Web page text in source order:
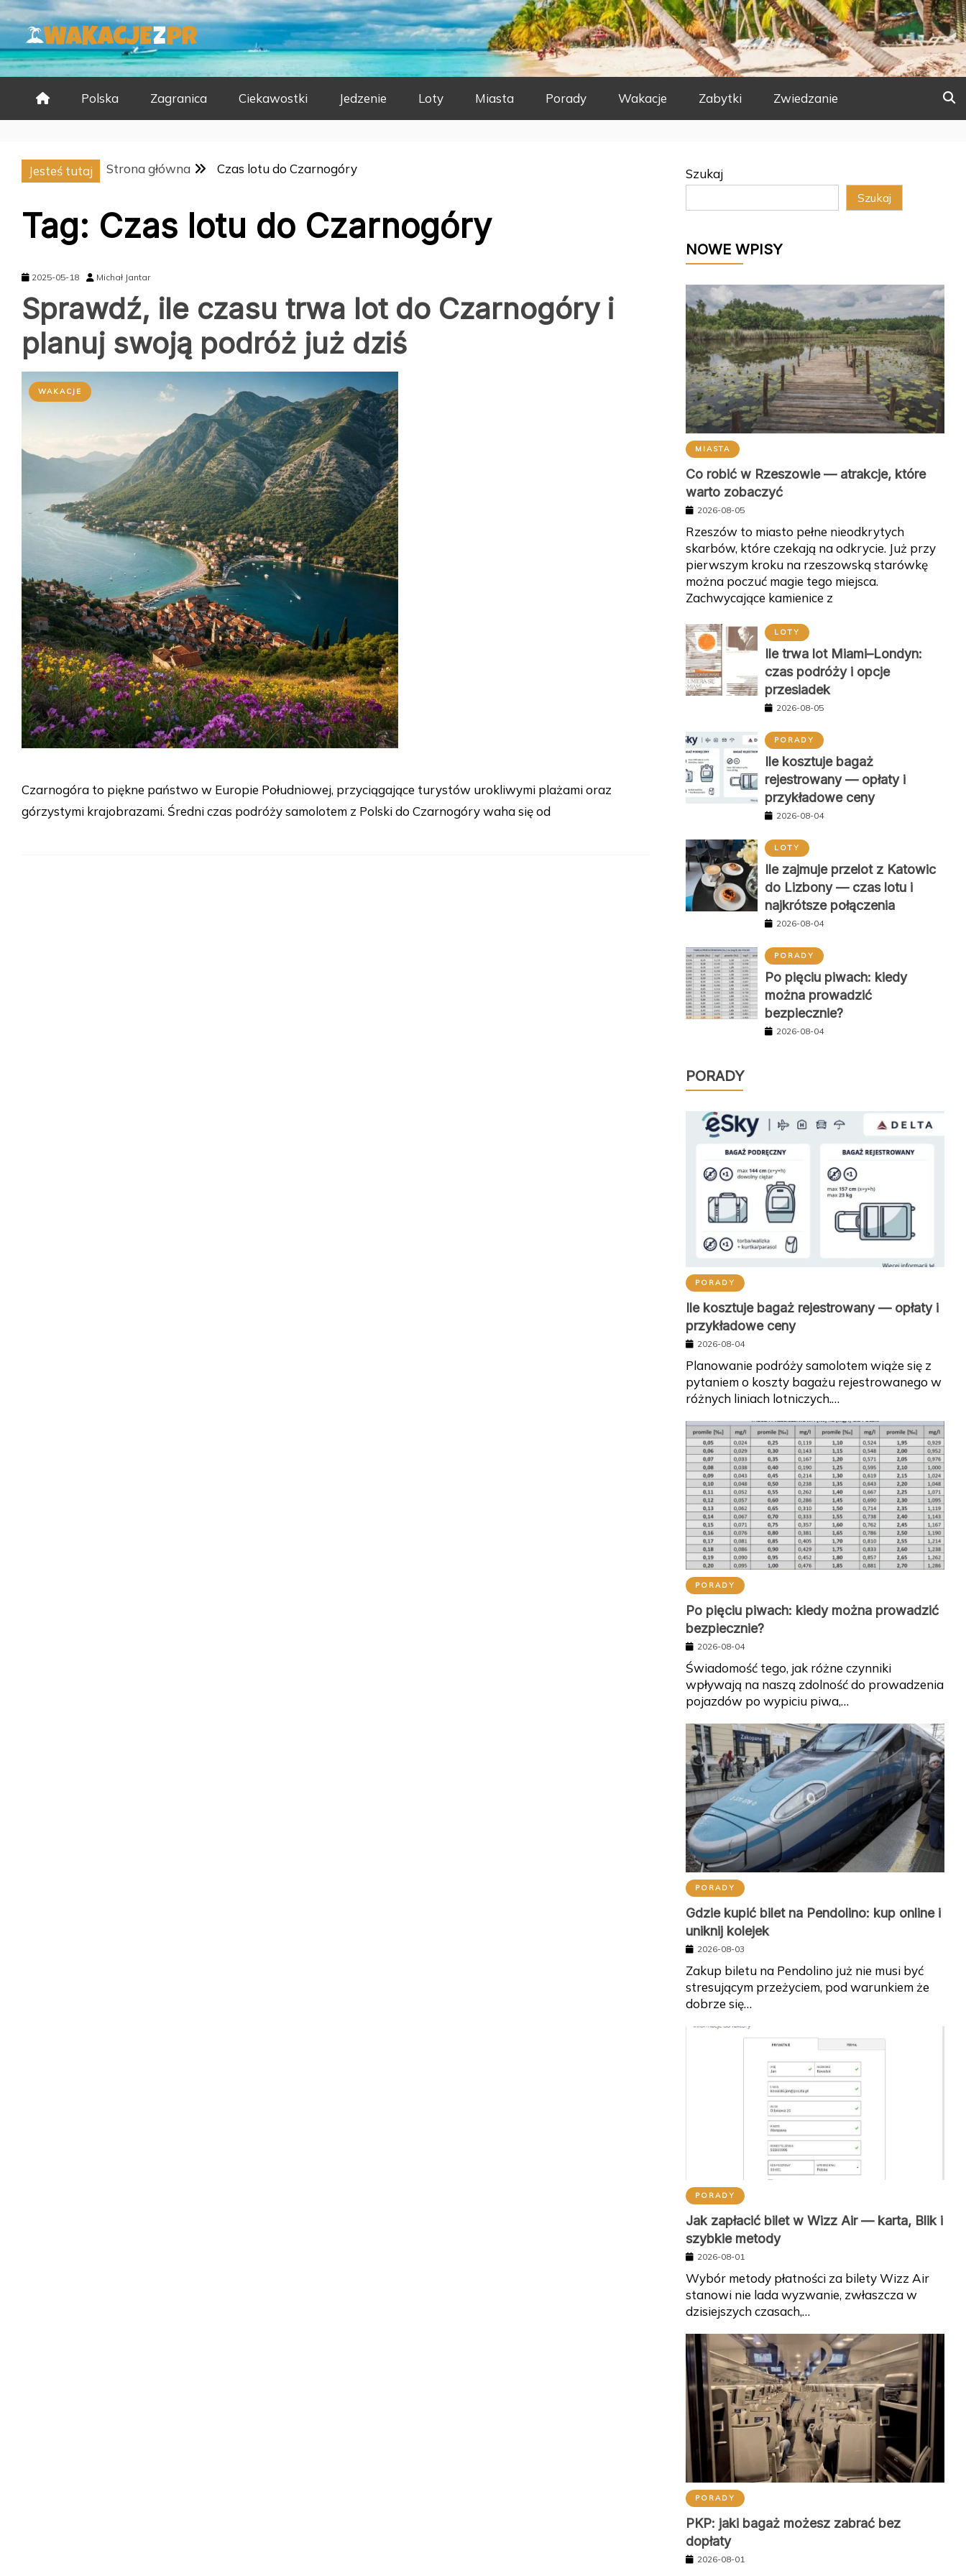
Skip
to
content
Polska Zagranica Ciekawostki Jedzenie Loty Miasta Porady Wakacje Zabytki Zwiedzanie
Jesteś tutaj Strona główna Czas lotu do Czarnogóry
Tag: Czas lotu do Czarnogóry
2025-05-18 Michał Jantar
Sprawdź, ile czasu trwa lot do Czarnogóry i
planuj swoją podróż już dziś
WAKACJE
Czarnogóra to piękne państwo w Europie Południowej, przyciągające turystów urokliwymi plażami oraz
górzystymi krajobrazami. Średni czas podróży samolotem z Polski do Czarnogóry waha się od
Szukaj
Szukaj
NOWE WPISY
MIASTA
Co robić w Rzeszowie — atrakcje, które
warto zobaczyć
2026-08-05
Rzeszów to miasto pełne nieodkrytych
skarbów, które czekają na odkrycie. Już przy
pierwszym kroku na rzeszowską starówkę
można poczuć magie tego miejsca.
Zachwycające kamienice z
LOTY
Ile trwa lot Miami–Londyn:
czas podróży i opcje
przesiadek
2026-08-05
PORADY
Ile kosztuje bagaż
rejestrowany — opłaty i
przykładowe ceny
2026-08-04
LOTY
Ile zajmuje przelot z Katowic
do Lizbony — czas lotu i
najkrótsze połączenia
2026-08-04
PORADY
Po pięciu piwach: kiedy
można prowadzić
bezpiecznie?
2026-08-04
PORADY
PORADY
Ile kosztuje bagaż rejestrowany — opłaty i
przykładowe ceny
2026-08-04
Planowanie podróży samolotem wiąże się z
pytaniem o koszty bagażu rejestrowanego w
różnych liniach lotniczych.…
PORADY
Po pięciu piwach: kiedy można prowadzić
bezpiecznie?
2026-08-04
Świadomość tego, jak różne czynniki
wpływają na naszą zdolność do prowadzenia
pojazdów po wypiciu piwa,…
PORADY
Gdzie kupić bilet na Pendolino: kup online i
uniknij kolejek
2026-08-03
Zakup biletu na Pendolino już nie musi być
stresującym przeżyciem, pod warunkiem że
dobrze się…
PORADY
Jak zapłacić bilet w Wizz Air — karta, Blik i
szybkie metody
2026-08-01
Wybór metody płatności za bilety Wizz Air
stanowi nie lada wyzwanie, zwłaszcza w
dzisiejszych czasach,…
PORADY
PKP: jaki bagaż możesz zabrać bez
dopłaty
2026-08-01